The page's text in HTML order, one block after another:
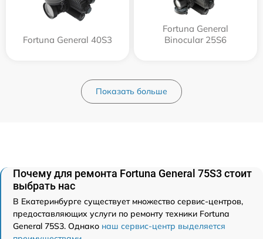
Fortuna General 40S3
Fortuna General
Binocular 25S6
Показать больше
Почему для ремонта Fortuna General 75S3 стоит
выбрать нас
В Екатеринбурге существует множество сервис-центров,
предоставляющих услуги по ремонту техники Fortuna
General 75S3. Однако наш сервис-центр выделяется